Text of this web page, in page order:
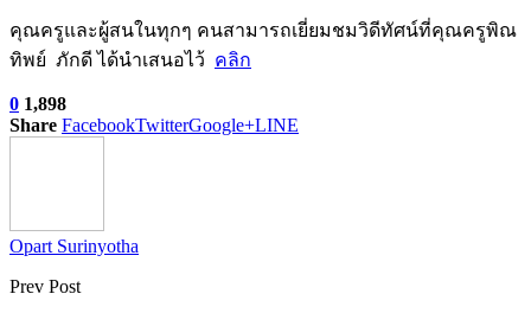
คุณครูและผู้สนในทุกๆ คนสามารถเยี่ยมชมวิดีทัศน์ที่คุณครูพิณ
ทิพย์ ภักดี ได้นำเสนอไว้ คลิก
0 1,898
Share FacebookTwitterGoogle+LINE
Opart Surinyotha
Prev Post